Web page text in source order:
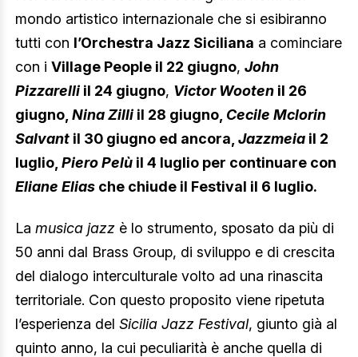
mondo artistico internazionale che si esibiranno
tutti con l’Orchestra Jazz Siciliana a cominciare
con i Village People il 22 giugno, John
Pizzarelli il 24 giugno, Victor Wooten il 26
giugno, Nina Zilli il 28 giugno, Cecile Mclorin
Salvant il 30 giugno ed ancora, Jazzmeia il 2
luglio, Piero Pelù il 4 luglio per continuare con
Eliane Elias che chiude il Festival il 6 luglio.
La musica jazz è lo strumento, sposato da più di
50 anni dal Brass Group, di sviluppo e di crescita
del dialogo interculturale volto ad una rinascita
territoriale. Con questo proposito viene ripetuta
l’esperienza del Sicilia Jazz Festival, giunto già al
quinto anno, la cui peculiarità è anche quella di